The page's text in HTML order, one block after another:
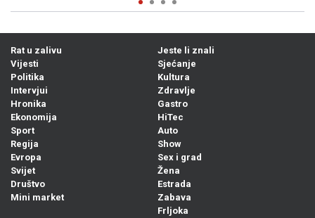
Rat u zalivu
Vijesti
Politika
Intervjui
Hronika
Ekonomija
Sport
Regija
Evropa
Svijet
Društvo
Mini market
Jeste li znali
Sjećanje
Kultura
Zdravlje
Gastro
HiTec
Auto
Show
Sex i grad
Žena
Estrada
Zabava
Frljoka